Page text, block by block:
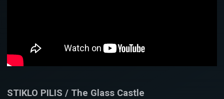
STIKLO PILIS / The Glass Castle